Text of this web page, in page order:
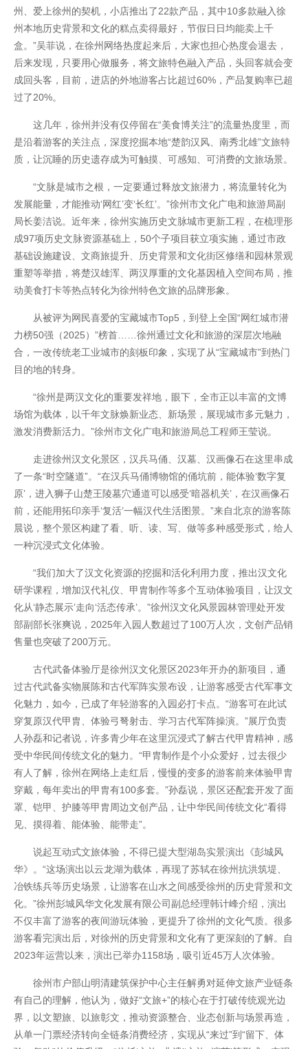
开云全站安全
开云全站体验棒
联系我们
州、爱上徐州的契机，小店推出了22款产品，其中10多款融入徐
州本地历史背景和文化的糕点卖得最好，节假日日均能卖上千
盒。”吴菲说，在徐州网络热度起来后，大家也担心热度会退去，
后来发现，只要用心做服务，将文旅特色融入产品，头回客就会变
成回头客，目前，进店的外地游客占比超过60%，产品复购率已超
过了20%。
这几年，徐州并没有仅停留在“美食博关注”的流量热度里，而
是沿着游客的关注点，深度挖掘本地“楚韵汉风、南秀北雄”文旅特
质，让沉睡的历史遗存成为可触摸、可感知、可消费的文旅场景。
“文脉是城市之根，一定要通过释放文旅潜力，将流量转化为
发展能量，才能推动‘网红’变‘长红’。”徐州市文化广电和旅游局副
局长姜洁说。近年来，徐州实施历史文脉城市更新工程，在梳理形
成97项历史文脉资源基础上，50个子项目获立项实施，通过市政
基础设施建设、文商旅提升、历史背景和文化街区修缮和园林景观
重塑等举措，将楚汉雄浑、两汉厚重的文化基因植入空间布局，推
动美食打卡等热点转化为徐州特色文旅的品牌形象。
从被评为网民喜爱的宝藏城市Top5，到登上全国“网红城市潜
力榜50强（2025）”榜首……徐州通过文化和旅游的深层次地融
合，一改传统老工业城市的刻板印象，实现了从“宝藏城市”到热门
目的地的转身。
“徐州是两汉文化的重要发祥地，眼下，全市正以丰富的文博
场馆为载体，以千年文脉焕新业态、新场景，展现城市多元魅力，
激发消费新活力。”徐州市文化广电和旅游局总工程师王莹说。
走进徐州汉文化景区，汉兵马俑、汉墓、汉画像石在这里串成
了一条“时空隧道”。“在汉兵马俑博物馆的俑坑前，能体验‘数字复
原’，进入狮子山楚王陵墓穴通道可以感受‘暗器机关’，在汉画像石
前，还能用拓印亲手‘复活’一幅汉代生活图景。”来自北京的游客陈
晨说，整个景区构建了看、听、读、写、做等多种感受形式，给人
一种沉浸式文化体验。
“我们加大了汉文化资源的挖掘和活化利用力度，推出汉文化
研学课程，增加汉代礼仪、甲胄制作等多个互动体验项目，让汉文
化从‘静态展示’走向‘活态传承’。”徐州汉文化风景园林管理处开发
部副部长张爽说，2025年入园人数超过了100万人次，文创产品销
售量也突破了200万元。
古代武备体验厅是徐州汉文化景区2023年开办的新项目，通
过古代武备实物展陈和古代军阵实景布设，让游客感受古代军事文
化魅力，如今，已成了年轻游客的入园必打卡点。“游客可在此试
穿复原汉代甲胄、体验弓弩射击、学习古代军阵操演。”展厅负责
人孙磊和记者说，许多青少年在这里沉浸式了解古代甲胄精神，感
受中华民间传统文化的魅力。“甲胄制作是个小众爱好，过去很少
有人了解，徐州在网络上走红后，慢慢的变多的游客前来体验甲胄
穿戴，每年卖出的甲胄有100多套。”孙磊说，景区还配套开发了面
罩、铠甲、护膝等甲胄周边文创产品，让中华民间传统文化“看得
见、摸得着、能体验、能带走”。
说起互动式文旅体验，不得已提大型湖岛实景演出《彭城风
华》。“这场演出以云龙湖为载体，再现了苏轼在徐州抗洪筑堤、
冶铁练兵等历史场景，让游客在山水之间感受徐州的历史背景和文
化。”徐州彭城风华文化发展有限公司副总经理韩计峰介绍，演出
不仅丰富了游客的夜间游玩体验，更提升了徐州的文化气质。很多
游客看完演出后，对徐州的历史背景和文化有了更深刻的了解。自
2023年运营以来，演出已举办1158场，吸引近45万人次体验。
徐州市户部山明清建筑保护中心主任解勇对延伸文旅产业链条
有自己的理解，他认为，做好“文旅+”的核心在于打破传统观光边
界，以文塑旅、以旅彰文，推动资源整合、业态创新与场景再造，
从单一门票经济转向全链条消费经济，实现从“来过”到“留下、体